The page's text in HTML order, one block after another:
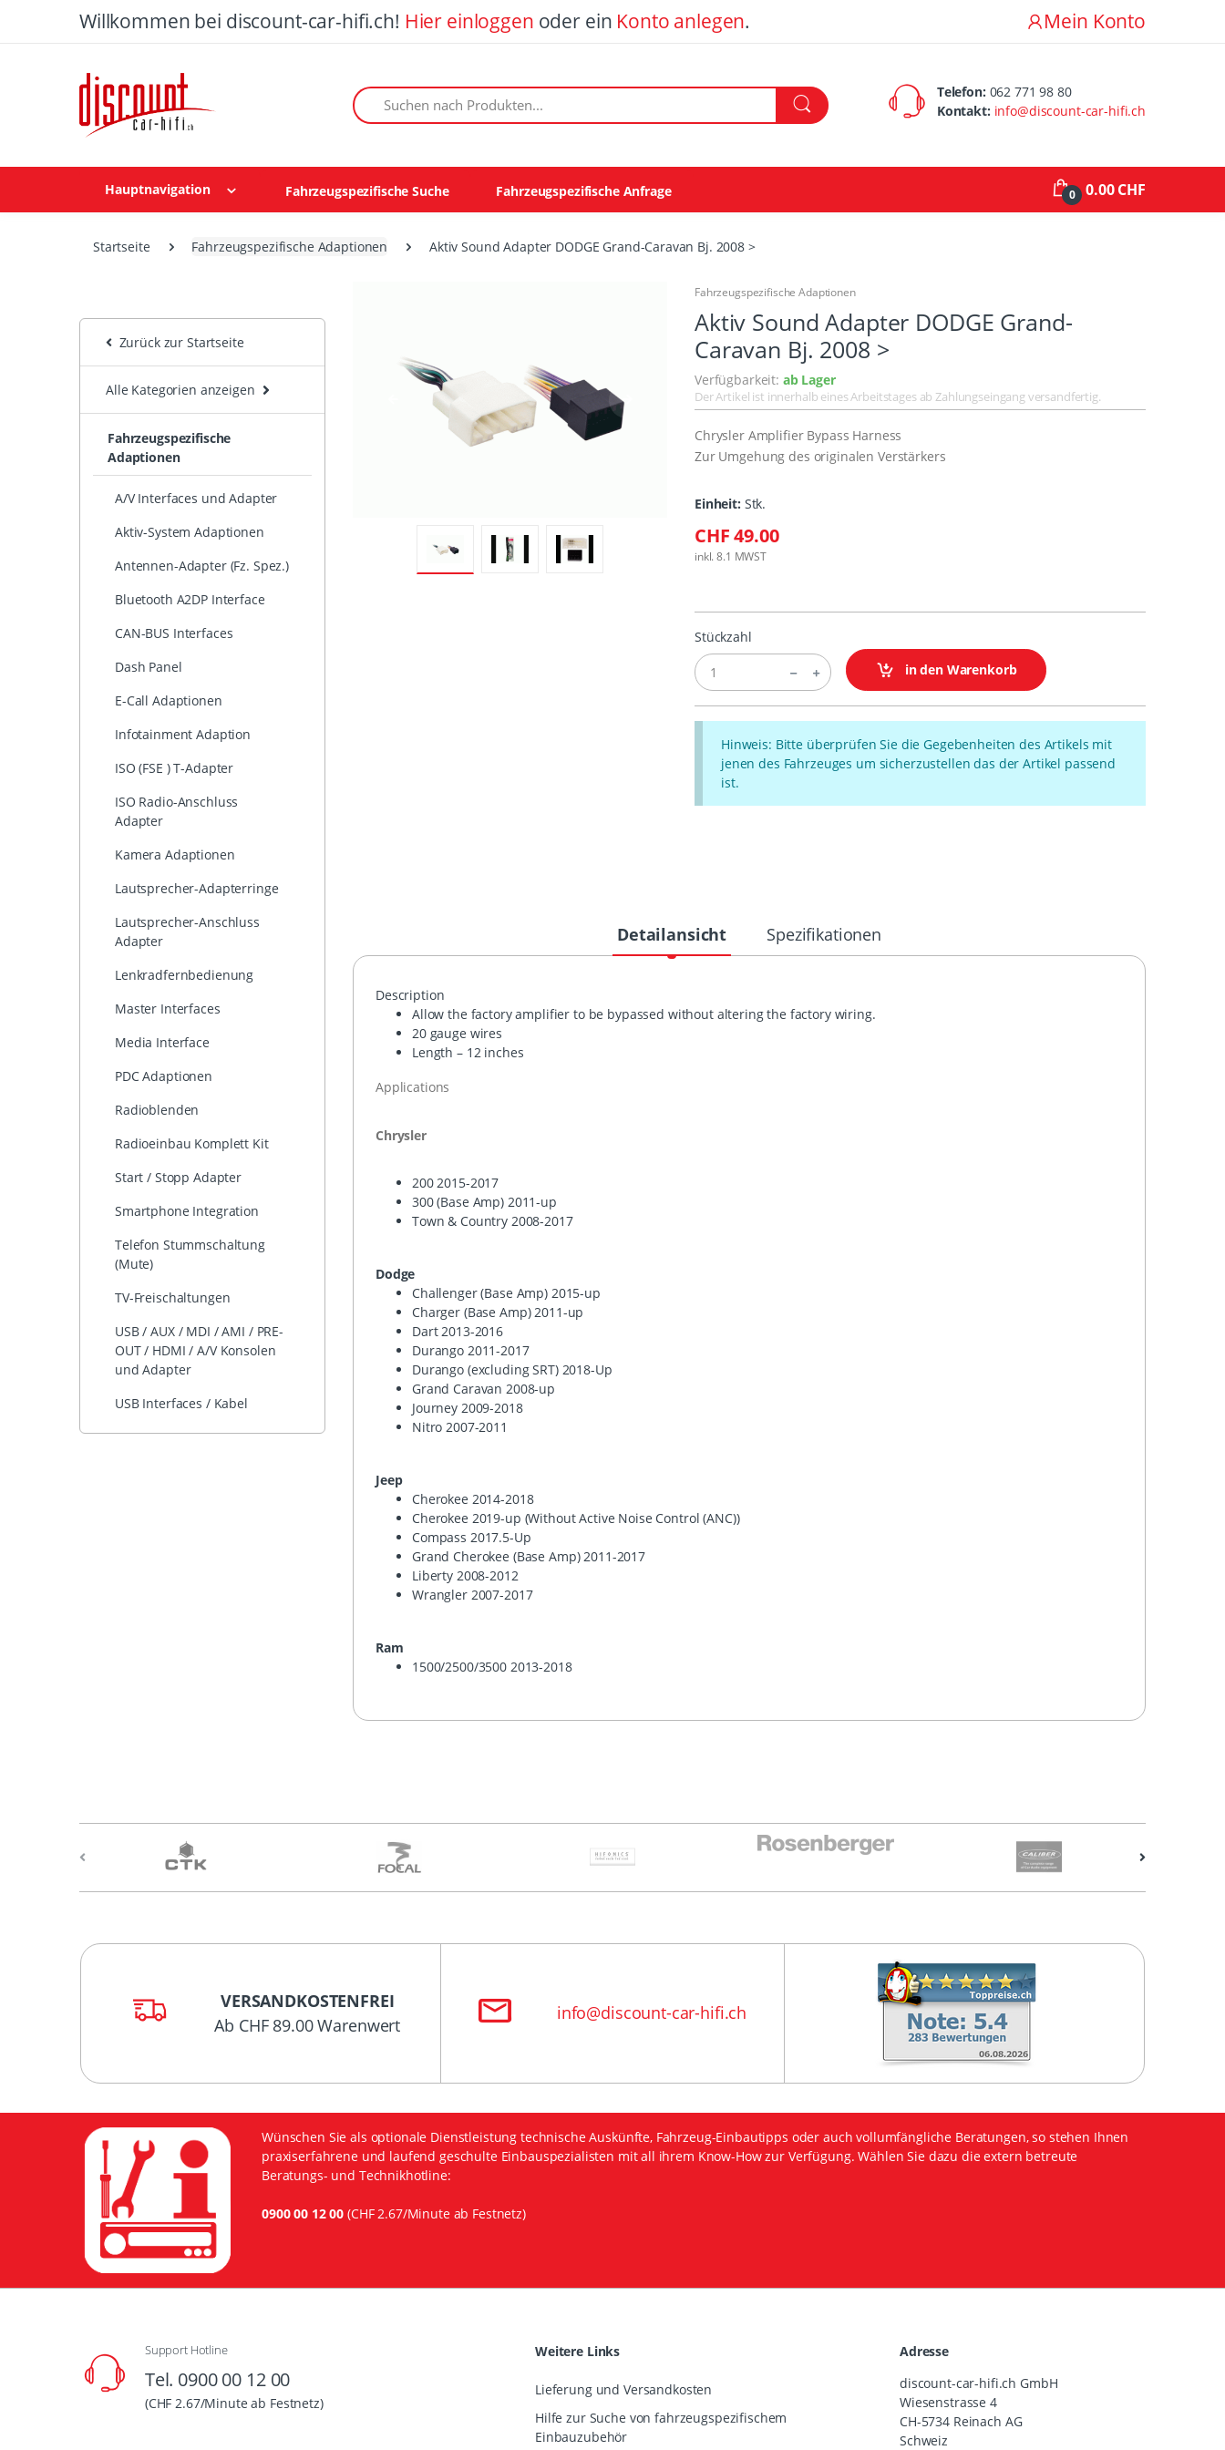
Willkommen bei discount-car-hifi.ch! Hier einloggen oder ein Konto anlegen. Mein Konto
Suchen nach Produkten: Telefon: 062 771 98 80
Kontakt: info@discount-car-hifi.ch
Hauptnavigation Fahrzeugspezifische Suche Fahrzeugspezifische Anfrage 0 0.00 CHF
Startseite Fahrzeugspezifische Adaptionen Aktiv Sound Adapter DODGE Grand-Caravan Bj. 2008 >
Zurück zur Startseite
Alle Kategorien anzeigen
Fahrzeugspezifische
Adaptionen
A/V Interfaces und Adapter
Aktiv-System Adaptionen
Antennen-Adapter (Fz. Spez.)
Bluetooth A2DP Interface
CAN-BUS Interfaces
Dash Panel
E-Call Adaptionen
Infotainment Adaption
ISO (FSE ) T-Adapter
ISO Radio-Anschluss
Adapter
Kamera Adaptionen
Lautsprecher-Adapterringe
Lautsprecher-Anschluss
Adapter
Lenkradfernbedienung
Master Interfaces
Media Interface
PDC Adaptionen
Radioblenden
Radioeinbau Komplett Kit
Start / Stopp Adapter
Smartphone Integration
Telefon Stummschaltung
(Mute)
TV-Freischaltungen
USB / AUX / MDI / AMI / PRE-
OUT / HDMI / A/V Konsolen
und Adapter
USB Interfaces / Kabel
Fahrzeugspezifische Adaptionen
Aktiv Sound Adapter DODGE Grand-
Caravan Bj. 2008 >
Verfügbarkeit: ab Lager
Der Artikel ist innerhalb eines Arbeitstages ab Zahlungseingang versandfertig.
Chrysler Amplifier Bypass Harness
Zur Umgehung des originalen Verstärkers
Einheit: Stk.
CHF 49.00
inkl. 8.1 MWST
Stückzahl
in den Warenkorb
Hinweis: Bitte überprüfen Sie die Gegebenheiten des Artikels mit
jenen des Fahrzeuges um sicherzustellen das der Artikel passend
ist.
Detailansicht Spezifikationen
Description
Allow the factory amplifier to be bypassed without altering the factory wiring.
20 gauge wires
Length – 12 inches
Applications
Chrysler
200 2015-2017
300 (Base Amp) 2011-up
Town & Country 2008-2017
Dodge
Challenger (Base Amp) 2015-up
Charger (Base Amp) 2011-up
Dart 2013-2016
Durango 2011-2017
Durango (excludingSRT) 2018-Up
Grand Caravan 2008-up
Journey 2009-2018
Nitro 2007-2011
Jeep
Cherokee 2014-2018
Cherokee 2019-up (Without Active Noise Control (ANC))
Compass 2017.5-Up
Grand Cherokee (Base Amp) 2011-2017
Liberty 2008-2012
Wrangler 2007-2017
Ram
1500/2500/3500 2013-2018
VERSANDKOSTENFREI
Ab CHF 89.00 Warenwert
info@discount-car-hifi.ch
Wünschen Sie als optionale Dienstleistung technische Auskünfte, Fahrzeug-Einbautipps oder auch vollumfängliche Beratungen, so stehen Ihnen
praxiserfahrene und laufend geschulte Einbauspezialisten mit all ihrem Know-How zur Verfügung. Wählen Sie dazu die extern betreute
Beratungs- und Technikhotline:
0900 00 12 00 (CHF 2.67/Minute ab Festnetz)
Support Hotline
Tel. 0900 00 12 00
(CHF 2.67/Minute ab Festnetz)
Weitere Links
Lieferung und Versandkosten
Hilfe zur Suche von fahrzeugspezifischem
Einbauzubehör
Adresse
discount-car-hifi.ch GmbH
Wiesenstrasse 4
CH-5734 Reinach AG
Schweiz